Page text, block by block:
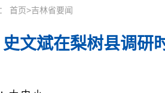
首页>吉林省要闻
史文斌在梨树县调研